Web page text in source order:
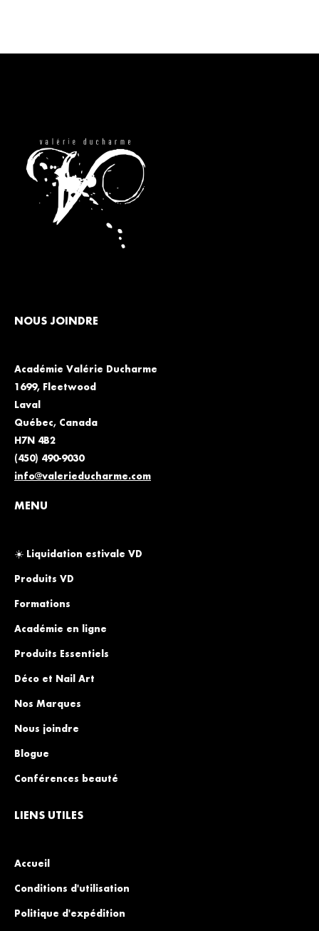
NOUS JOINDRE
Académie Valérie Ducharme
1699, Fleetwood
Laval
Québec, Canada
H7N 4B2
(450) 490-9030
info@valerieducharme.com
MENU
☀️ Liquidation estivale VD
Produits VD
Formations
Académie en ligne
Produits Essentiels
Déco et Nail Art
Nos Marques
Nous joindre
Blogue
Conférences beauté
LIENS UTILES
Accueil
Conditions d'utilisation
Politique d'expédition